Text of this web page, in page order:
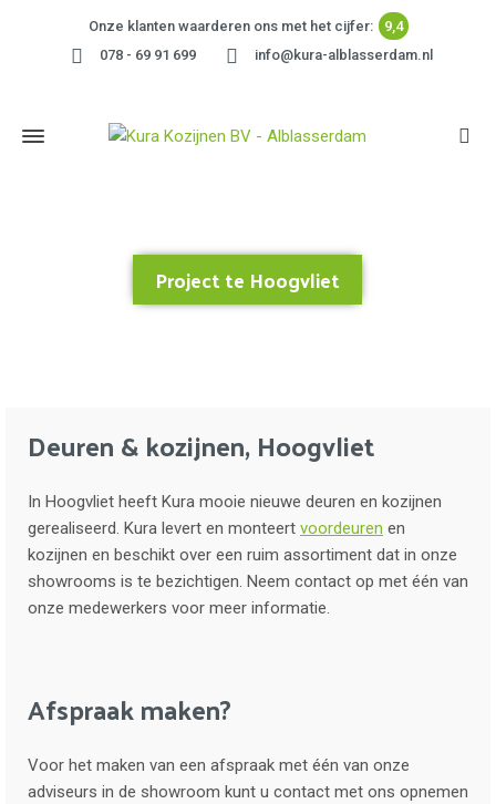
Onze klanten waarderen ons met het cijfer:
9,4
078 - 69 91 699
info@kura-alblasserdam.nl
Project te Hoogvliet
Deuren & kozijnen, Hoogvliet
In Hoogvliet heeft Kura mooie nieuwe deuren en kozijnen
gerealiseerd. Kura levert en monteert voordeuren en
kozijnen en beschikt over een ruim assortiment dat in onze
showrooms is te bezichtigen. Neem contact op met één van
onze medewerkers voor meer informatie.
Afspraak maken?
Voor het maken van een afspraak met één van onze
adviseurs in de showroom kunt u contact met ons opnemen